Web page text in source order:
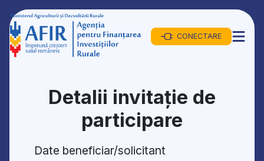
CONECTARE
Detalii invitație de
participare
Date beneficiar/solicitant